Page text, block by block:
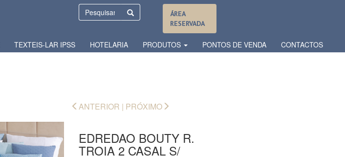
ÁREA
RESERVADA
TEXTEIS-LAR IPSS HOTELARIA PRODUTOS PONTOS DE VENDA CONTACTOS
ANTERIOR | PRÓXIMO
EDREDAO BOUTY R.
TROIA 2 CASAL S/